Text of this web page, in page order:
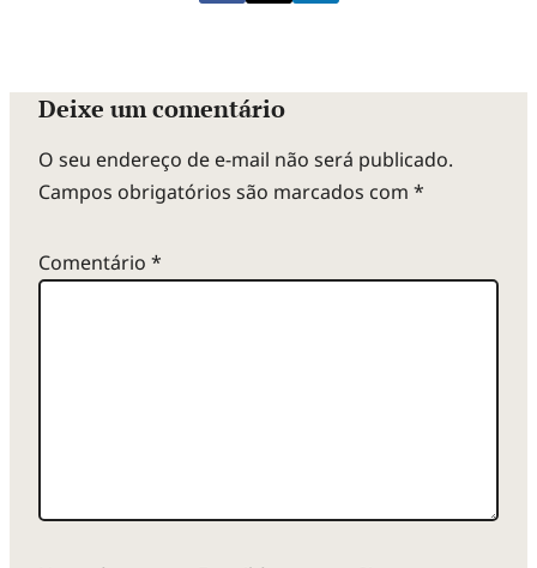
d
e
r
d
o
Deixe um comentário
O seu endereço de e-mail não será publicado.
Campos obrigatórios são marcados com *
Comentário *